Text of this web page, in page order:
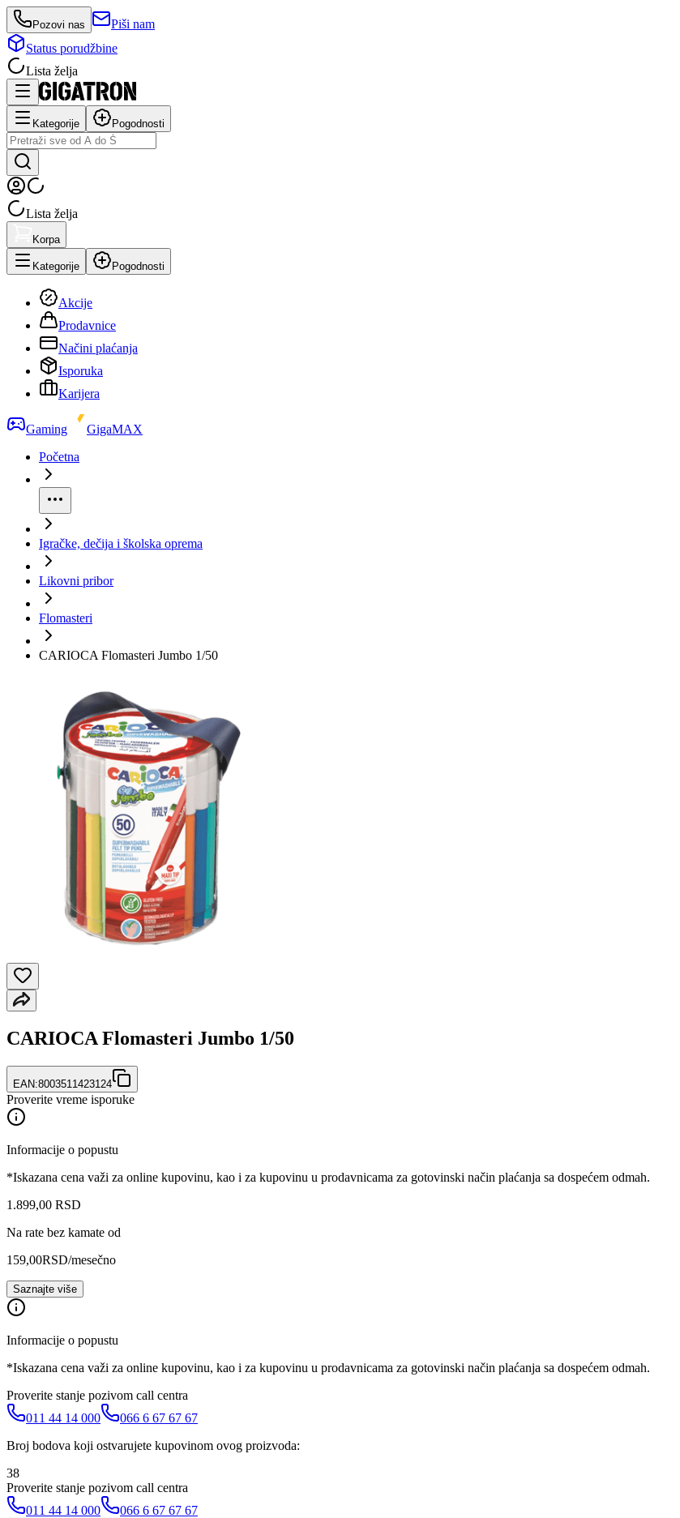
Pozovi nas
Piši nam
Status porudžbine
Lista želja
Kategorije Pogodnosti
Lista želja
Korpa
Kategorije Pogodnosti
Akcije
Prodavnice
Načini plaćanja
Isporuka
Karijera
Gaming
GigaMAX
Početna
Igračke, dečija i školska oprema
Likovni pribor
Flomasteri
CARIOCA Flomasteri Jumbo 1/50
CARIOCA Flomasteri Jumbo 1/50
EAN:8003511423124
Proverite vreme isporuke
Informacije o popustu
*Iskazana cena važi za online kupovinu, kao i za kupovinu u prodavnicama za gotovinski način plaćanja sa dospećem odmah.
1.899,00 RSD
Na rate bez kamate od
159,00RSD/mesečno
Saznajte više
Informacije o popustu
*Iskazana cena važi za online kupovinu, kao i za kupovinu u prodavnicama za gotovinski način plaćanja sa dospećem odmah.
Proverite stanje pozivom call centra
011 44 14 000
066 6 67 67 67
Broj bodova koji ostvarujete kupovinom ovog proizvoda:
38
Proverite stanje pozivom call centra
011 44 14 000
066 6 67 67 67